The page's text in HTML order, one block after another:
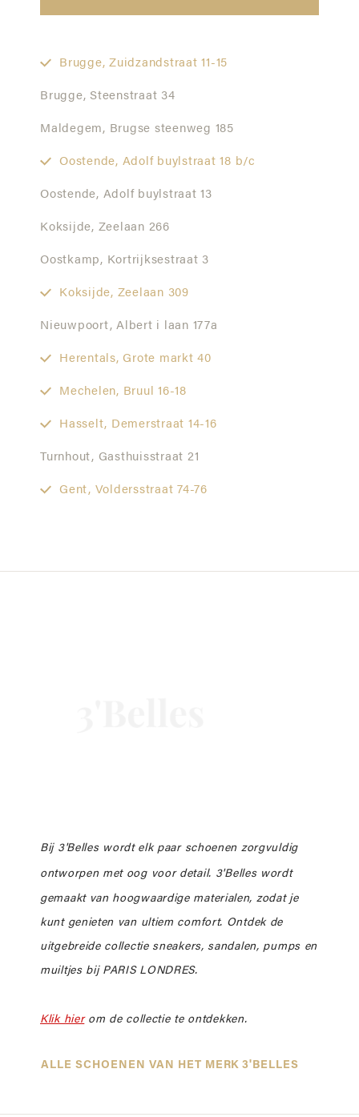
Brugge, Zuidzandstraat 11-15
Brugge, Steenstraat 34
Maldegem, Brugse steenweg 185
Oostende, Adolf buylstraat 18 b/c
Oostende, Adolf buylstraat 13
Koksijde, Zeelaan 266
Oostkamp, Kortrijksestraat 3
Koksijde, Zeelaan 309
Nieuwpoort, Albert i laan 177a
Herentals, Grote markt 40
Mechelen, Bruul 16-18
Hasselt, Demerstraat 14-16
Turnhout, Gasthuisstraat 21
Gent, Voldersstraat 74-76
Bij 3'Belles wordt elk paar schoenen zorgvuldig
ontworpen met oog voor detail. 3'Belles wordt
gemaakt van hoogwaardige materialen, zodat je
kunt genieten van ultiem comfort. Ontdek de
uitgebreide collectie sneakers, sandalen, pumps en
muiltjes bij PARIS LONDRES.
Klik hierom de collectie te ontdekken.
ALLE SCHOENEN VAN HET MERK 3'BELLES